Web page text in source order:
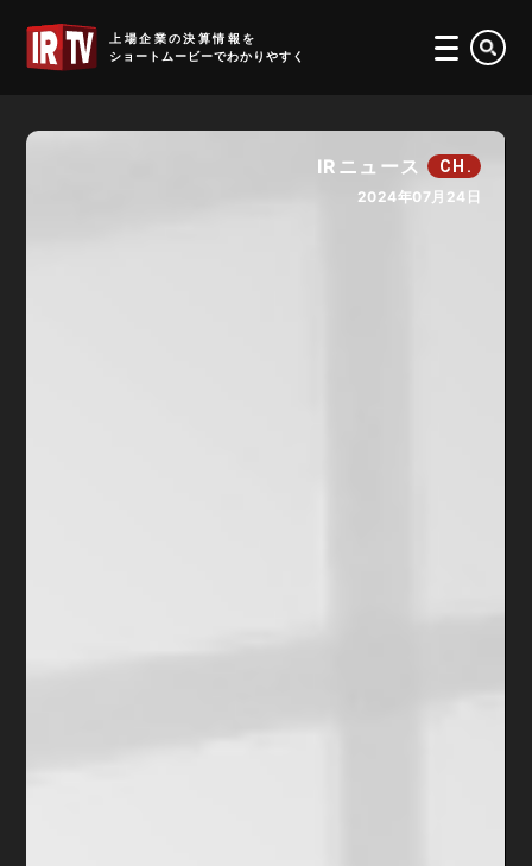
上場企業の決算情報を
ショートムービーでわかりやすく
IRニュース CH.
2024年07月24日